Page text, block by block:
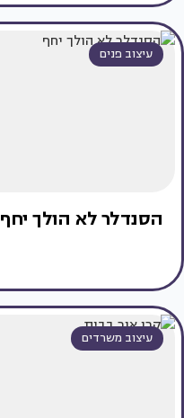
עיצוב פנים
הסנדלר לא הולך יחף
עיצוב משרדים